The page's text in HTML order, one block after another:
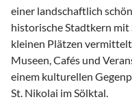
einer landschaftlich
historische Stadtkern
kleinen Plätzen
Museen, Cafés und
einem kulturellen
St. Nikolai im Sölktal.